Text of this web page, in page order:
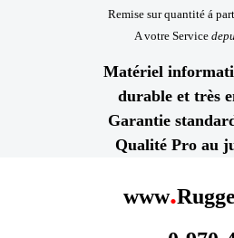
Remise sur quantité á
A votre Service
Matériel
durable et très
Garantie
Qualité Pro au
www.